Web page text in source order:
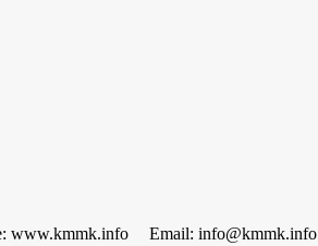
Email: info@kmmk.info
www.kmmk.info